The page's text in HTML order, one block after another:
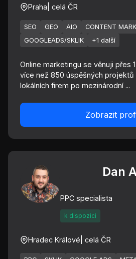
Praha | celá ČR
SEO GEO AIO
CONTENT
GOOGLEADS/SKLIK
+1 další
Online marketingu se věnuji přes
více než 850 úspěšných projektů
lokálních firem po mezinárodní ...
Zobrazit
Dan
PPC specialista
k dispozici
Hradec Králové | celá ČR